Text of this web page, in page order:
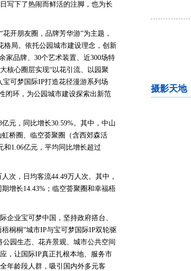
写下了热闹而鲜活的注脚，也为长
开朋友圈，品牌芳华游”为主题，
格局。依托公园城市建设理念，创新
家品牌、30个艺术装置、近300场特
核心圈层实现“以花引流、以园聚
可梦国际IP打造花径漫游系列场
环，为公园城市建设探索出新范
元，同比增长30.59%。其中，中山
桥圈、临空荟聚圈（含西郊森活
和1.06亿元，平均同比增长超过
次，日均客流44.49万人次。其中，
增长14.43%；临空荟聚圈和幸福梧
企业宝可梦中国，坚持政府搭台、
桐桐”城市IP与宝可梦国际IP双轮驱
园生态、花卉景观、城市公共空间
，让国际IP真正扎根本地、服务市
年龄段人群，吸引国内外多元客
摄影天地